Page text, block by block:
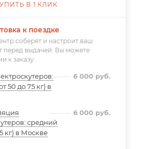
В 1 КЛИК
к поездке
соберёт и настроит ваш
перед выдачей. Вы можете
к заказу:
50 до 75 кг) в
6 000 руб.
средний
кг) в Москве
6 000 руб.